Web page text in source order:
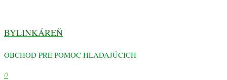
obsah
BYLINKÁREŇ
OBCHOD PRE POMOC HLADAJÚCICH
0